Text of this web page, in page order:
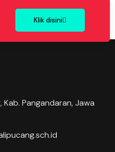
Klik disini
Kab. Pangandaran, Jawa